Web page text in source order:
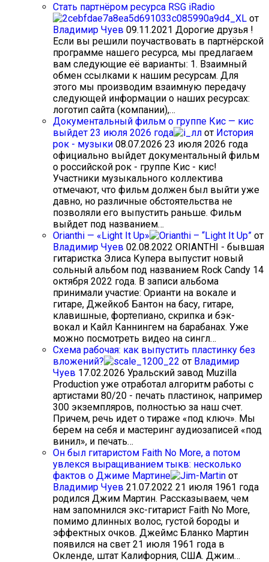
Стать партнёром ресурса RSG iRadio
от
Владимир Чуев 09.11.2021 Дорогие друзья !
Если вы решили поучаствовать в партнёрской
программе нашего ресурса, мы предлагаем
вам следующие её варианты: 1. Взаимный
обмен ссылками к нашим ресурсам. Для
этого мы производим взаимную передачу
следующей информации о наших ресурсах:
логотип сайта (компании),…
Документальный фильм о группе Кис — кис
выйдет 23 июля 2026 года
от История
рок - музыки 08.07.2026 23 июля 2026 года
официально выйдет документальный фильм
о российской рок - группе Кис - кис!
Участники музыкального коллектива
отмечают, что фильм должен был выйти уже
давно, но различные обстоятельства не
позволяли его выпустить раньше. Фильм
выйдет под названием…
Orianthi — «Light It Up»
от
Владимир Чуев 02.08.2022 ORIANTHI - бывшая
гитаристка Элиса Купера выпустит новый
сольный альбом под названием Rock Candy 14
октября 2022 года. В записи альбома
принимали участие: Орианти на вокале и
гитаре, Джейкоб Бантон на басу, гитаре,
клавишные, фортепиано, скрипка и бэк-
вокал и Кайл Каннингем на барабанах. Уже
можно посмотреть видео на сингл…
Схема рабочая: как выпустить пластинку без
вложений?
от Владимир
Чуев 17.02.2026 Уральский завод Muzilla
Production уже отработал алгоритм работы с
артистами 80/20 - печать пластинок, например
300 экземпляров, полностью за наш счет.
Причем, речь идет о тираже «под ключ». Мы
берем на себя и мастеринг аудиозаписей «под
винил», и печать…
Он был гитаристом Faith No More, а потом
увлекся выращиванием тыкв: несколько
фактов о Джиме Мартине
от
Владимир Чуев 21.07.2022 21 июля 1961 года
родился Джим Мартин. Рассказываем, чем
нам запомнился экс-гитарист Faith No More,
помимо длинных волос, густой бороды и
эффектных очков. Джеймс Бланко Мартин
появился на свет 21 июля 1961 года в
Окленде, штат Калифорния, США. Джим…